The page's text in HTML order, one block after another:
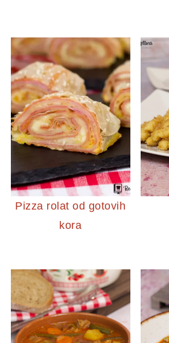
Pizza rolat od gotovih
kora